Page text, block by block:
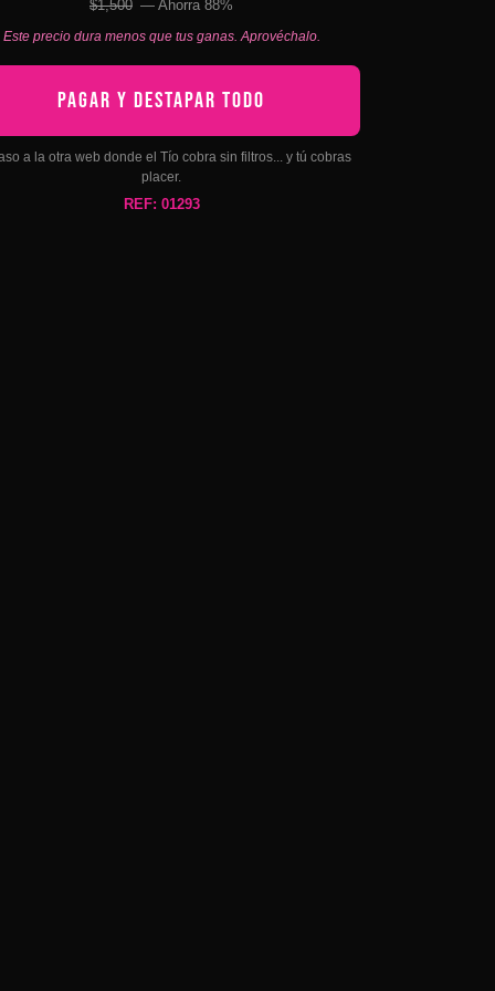
$1,500 — Ahorra 88%
Este precio dura menos que tus ganas. Aprovéchalo.
PAGAR Y DESTAPAR TODO
a la otra web donde el Tío cobra sin filtros... y tú cobras
placer.
REF: 01293